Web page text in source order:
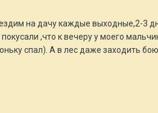
на дачу каждые выходные,2-3
,что к вечеру у моего
спал). А в лес даже заходить